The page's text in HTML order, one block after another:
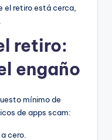
el retiro está cerca,
retiro:
engaño
mínimo de
de apps scam:
cero.